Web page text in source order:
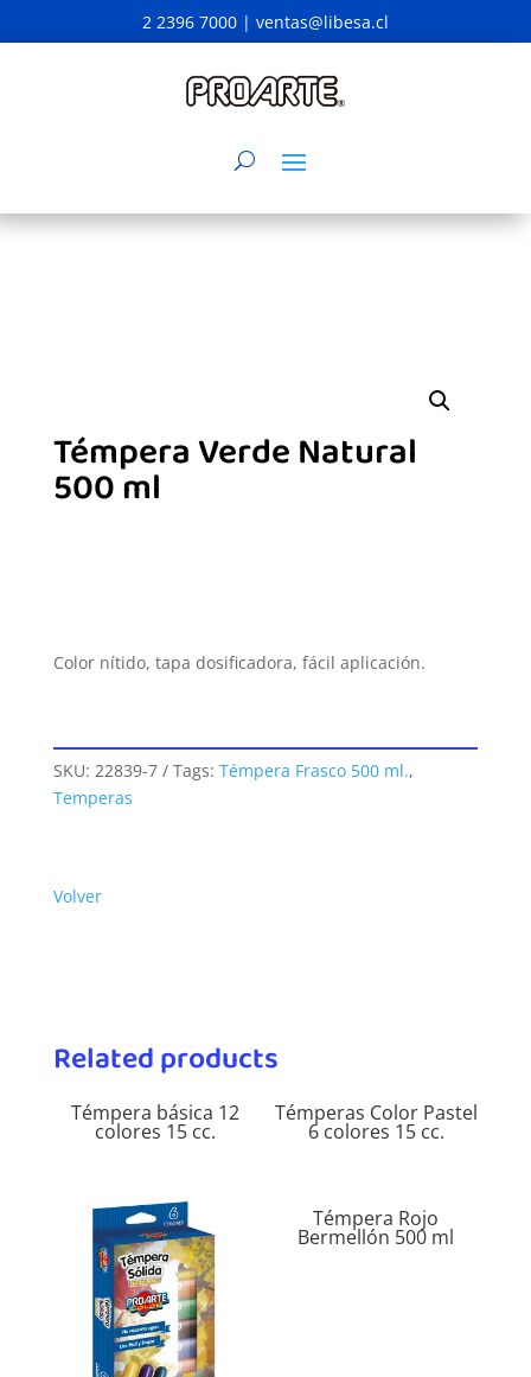
2 2396 7000 | ventas@libesa.cl
Témpera Verde Natural
500 ml
Color nítido, tapa dosificadora, fácil aplicación.
SKU: 22839-7 Tags: Témpera Frasco 500 ml.,
Temperas
Volver
Related products
Témpera básica 12
colores 15 cc.
Témperas Color Pastel
6 colores 15 cc.
Témpera Rojo
Bermellón 500 ml